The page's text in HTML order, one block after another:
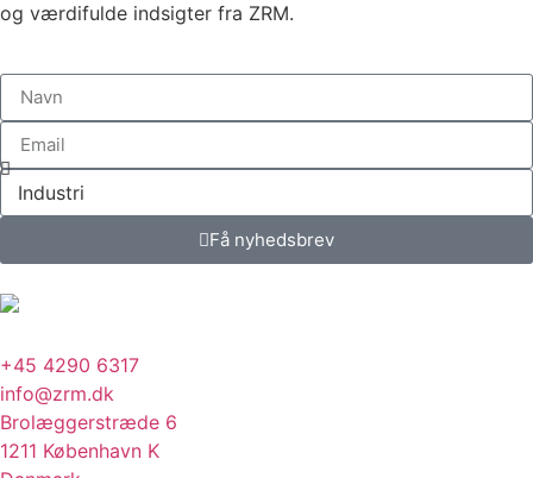
og værdifulde indsigter fra ZRM.
Få nyhedsbrev
+45 4290 6317
info@zrm.dk
Brolæggerstræde 6
1211 København K